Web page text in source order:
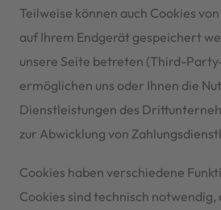
Teilweise können auch Cookies
auf Ihrem Endgerät gespeichert
unsere Seite betreten (Third-
ermöglichen uns oder Ihnen die
Dienstleistungen des
zur Abwicklung von
Cookies haben verschiedene
Cookies sind technisch